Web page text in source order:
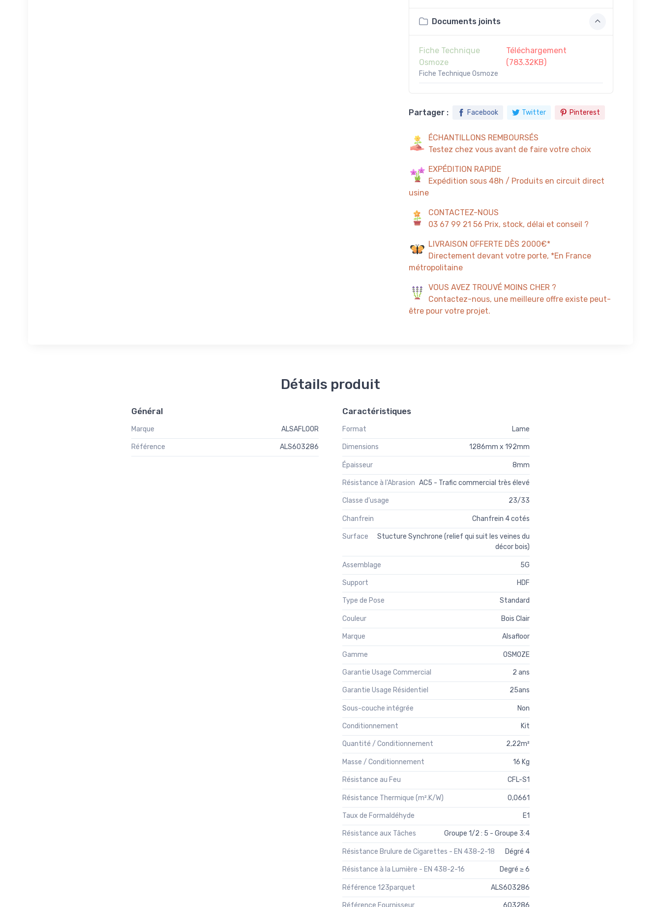
Documents joints
Fiche Technique
Osmoze
Fiche Technique Osmoze
Téléchargement
(783.32KB)
Partager : Facebook Twitter Pinterest
ÉCHANTILLONS REMBOURSÉS
Testez chez vous avant de faire votre choix
EXPÉDITION RAPIDE
Expédition sous 48h / Produits en circuit direct
usine
CONTACTEZ-NOUS
03 67 99 21 56 Prix, stock, délai et conseil ?
LIVRAISON OFFERTE DÈS 2000€*
Directement devant votre porte, *En France
métropolitaine
VOUS AVEZ TROUVÉ MOINS CHER ?
Contactez-nous, une meilleure offre existe peut-
être pour votre projet.
Détails produit
Général
Marque ALSAFLOOR
Référence ALS603286
Caractéristiques
Format Lame
Dimensions 1286mm x 192mm
Épaisseur 8mm
Résistance à l'Abrasion AC5 - Trafic commercial très élevé
Classe d'usage 23/33
Chanfrein Chanfrein 4 cotés
Surface
Stucture Synchrone (relief qui suit les veines du
décor bois)
Assemblage 5G
Support HDF
Type de Pose Standard
Couleur Bois Clair
Marque Alsafloor
Gamme OSMOZE
Garantie Usage Commercial 2 ans
Garantie Usage Résidentiel 25ans
Sous-couche intégrée Non
Conditionnement Kit
Quantité / Conditionnement 2,22m²
Masse / Conditionnement 16 Kg
Résistance au Feu CFL-S1
Résistance Thermique (m².K/W) 0,0661
Taux de Formaldéhyde E1
Résistance aux Tâches Groupe 1/2 : 5 - Groupe 3:4
Résistance Brulure de Cigarettes - EN 438-2-18 Dégré 4
Résistance à la Lumière - EN 438-2-16 Degré ≥ 6
Référence 123parquet ALS603286
Référence Fournisseur 603286